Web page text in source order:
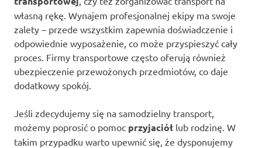
własną rękę. Wynajem profesjonalnej ekipy ma swoje
zalety – przede wszystkim zapewnia doświadczenie i
odpowiednie wyposażenie, co może przyspieszyć cały
proces. Firmy transportowe często oferują również
ubezpieczenie przewożonych przedmiotów, co daje
dodatkowy spokój.
Jeśli zdecydujemy się na samodzielny transport,
możemy poprosić o pomoc przyjaciół lub rodzinę. W
takim przypadku warto upewnić się, że dysponujemy